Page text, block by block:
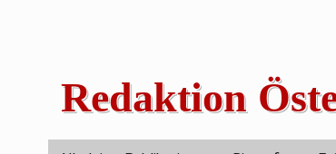
Redaktion